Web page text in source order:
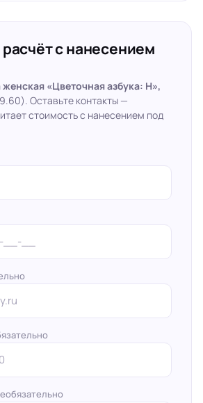
с нанесением
женская «Цветочная азбука: Н»,
Оставьте контакты —
стоимость с нанесением под